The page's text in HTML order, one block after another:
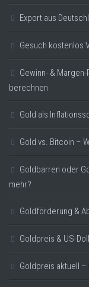
Export aus
Gesuch kostenlos
Gewinn- &
berechnen
Gold als
Gold vs. Bitcoin –
Goldbarren oder
mehr?
Goldförderung &
Goldpreis & US-
Goldpreis aktuell –